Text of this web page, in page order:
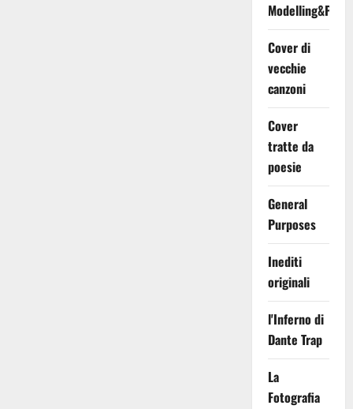
Cover di
vecchie
canzoni
Cover
tratte da
poesie
General
Purposes
Inediti
originali
l'Inferno di
Dante Trap
La
Fotografia